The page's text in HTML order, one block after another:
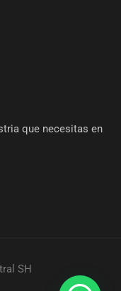
que necesitas en
SH